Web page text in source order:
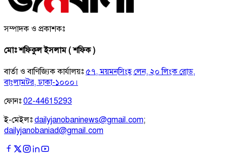
সম্পাদক ও প্রকাশকঃ
মোঃ শফিকুল ইসলাম ( শফিক )
বার্তা ও বাণিজ্যিক কার্যালয়ঃ ৫৭, ময়মনসিংহ লেন, ২০ লিংক রোড,
বাংলামটর, ঢাকা-১০০০।
ফোনঃ 02-44615293
ই-মেইলঃ dailyjanobaninews@gmail.com;
dailyjanobaniad@gmail.com